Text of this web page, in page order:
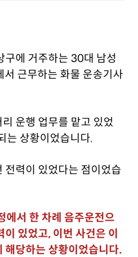
구에 거주하는 30대 남성
서 근무하는 화물 운송기사
운행 업무를 맡고 있었
는 상황이었습니다.
전력이 있었다는 점이었습
에서 한 차례 음주운전으
있었고, 이번 사건은 이
해당하는 상황이었습니다.